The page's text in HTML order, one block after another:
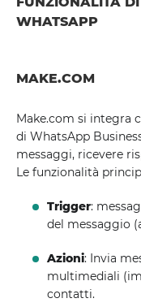
WHATSAPP
MAKE.COM
Make.com si integra
di WhatsApp
messaggi, ricevere
Le funzionalità
Trigger:
del messaggio
Azioni: Invia
multimediali
contatti.